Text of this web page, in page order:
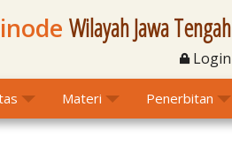
Wilayah Jawa Tengah
Login
Materi Penerbitan